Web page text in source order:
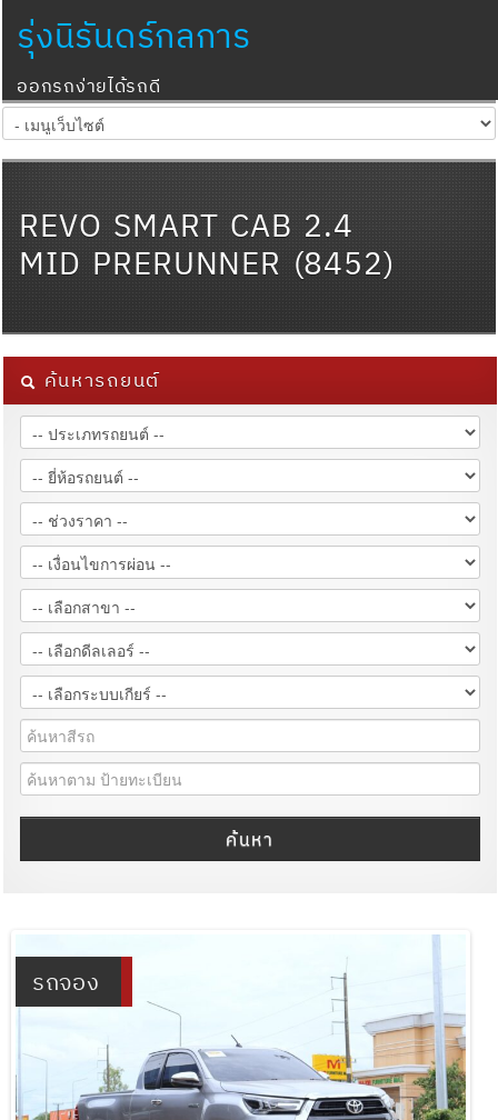
รุ่งนิรันดร์กลการ
ออกรถง่ายได้รถดี
REVO SMART CAB 2.4
MID PRERUNNER (8452)
ค้นหารถยนต์
ค้นหา
รถจอง